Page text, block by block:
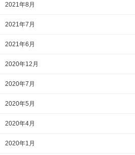
2021年8月
2021年7月
2021年6月
2020年12月
2020年7月
2020年5月
2020年4月
2020年1月